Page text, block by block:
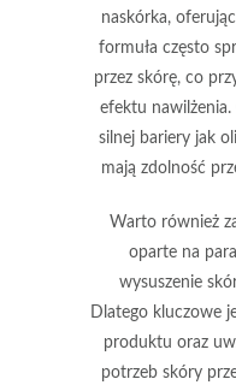
naskórka,
formuła często
przez skórę, co
efektu nawilżenia.
silnej bariery jak
mają zdolność
Warto również
oparte na
wysuszenie
Dlatego kluczowe
produktu oraz
potrzeb skóry